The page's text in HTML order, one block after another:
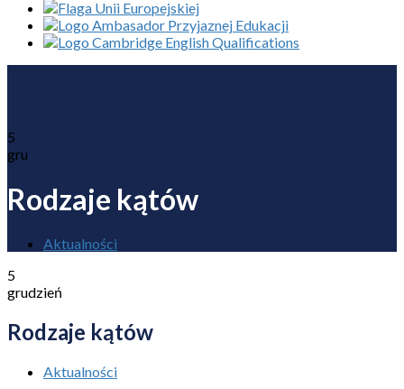
5
gru
Rodzaje kątów
Aktualności
5
grudzień
Rodzaje kątów
Aktualności